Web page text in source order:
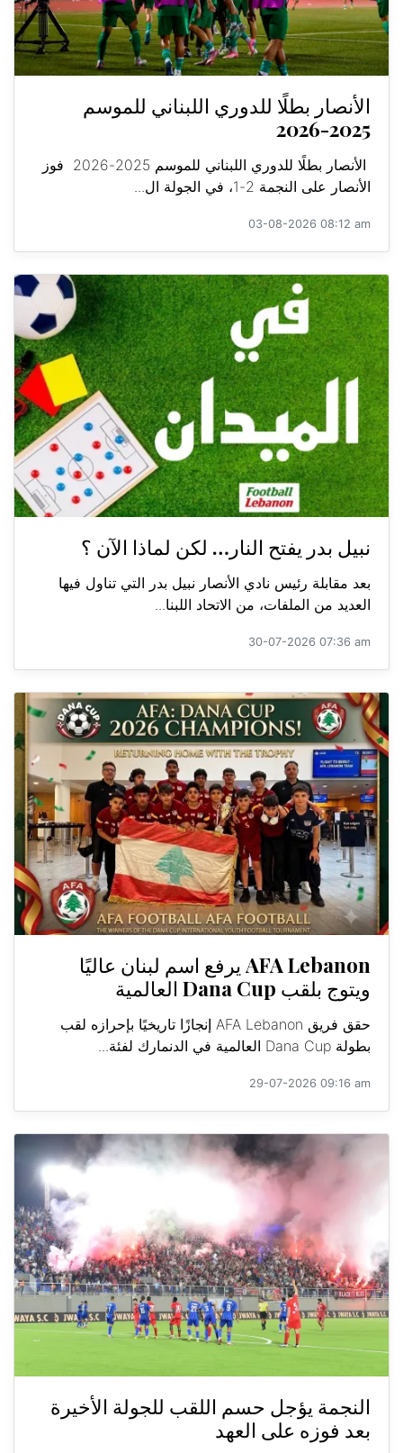
الأنصار بطلًا للدوري اللبناني للموسم
2025-2026
الأنصار بطلًا للدوري اللبناني للموسم 2025-2026 فوز
الأنصار على النجمة 2-1، في الجولة ال...
03-08-2026 08:12 am
نبيل بدر يفتح النار… لكن لماذا الآن ؟
بعد مقابلة رئيس نادي الأنصار نبيل بدر التي تناول فيها
العديد من الملفات، من الاتحاد اللبنا...
30-07-2026 07:36 am
AFA Lebanon يرفع اسم لبنان عاليًا
ويتوج بلقب Dana Cup العالمية
حقق فريق AFA Lebanon إنجازًا تاريخيًا بإحرازه لقب
بطولة Dana Cup العالمية في الدنمارك لفئة...
29-07-2026 09:16 am
النجمة يؤجل حسم اللقب للجولة الأخيرة
بعد فوزه على العهد